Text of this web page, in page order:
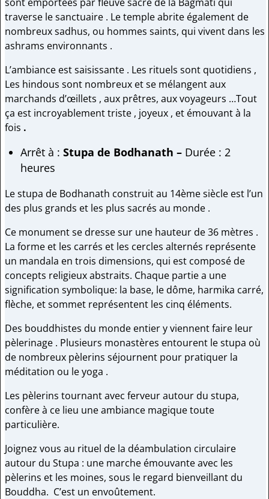
traverse le sanctuaire . Le temple abrite également de
nombreux sadhus, ou hommes saints, qui vivent dans les
ashrams environnants .
L’ambiance est saisissante . Les rituels sont quotidiens ,
Les hindous sont nombreux et se mélangent aux
marchands d’œillets , aux prêtres, aux voyageurs …Tout
ça est incroyablement triste , joyeux , et émouvant à la
fois .
Arrêt à : Stupa de Bodhanath – Durée : 2
heures
Le stupa de Bodhanath construit au 14ème siècle est l’un
des plus grands et les plus sacrés au monde .
Ce monument se dresse sur une hauteur de 36 mètres .
La forme et les carrés et les cercles alternés représente
un mandala en trois dimensions, qui est composé de
concepts religieux abstraits. Chaque partie a une
signification symbolique: la base, le dôme, harmika carré,
flèche, et sommet représentent les cinq éléments.
Des bouddhistes du monde entier y viennent faire leur
pèlerinage . Plusieurs monastères entourent le stupa où
de nombreux pèlerins séjournent pour pratiquer la
méditation ou le yoga .
Les pèlerins tournant avec ferveur autour du stupa,
confère à ce lieu une ambiance magique toute
particulière.
Joignez vous au rituel de la déambulation circulaire
autour du Stupa : une marche émouvante avec les
pèlerins et les moines, sous le regard bienveillant du
Bouddha. C’est un envoûtement.